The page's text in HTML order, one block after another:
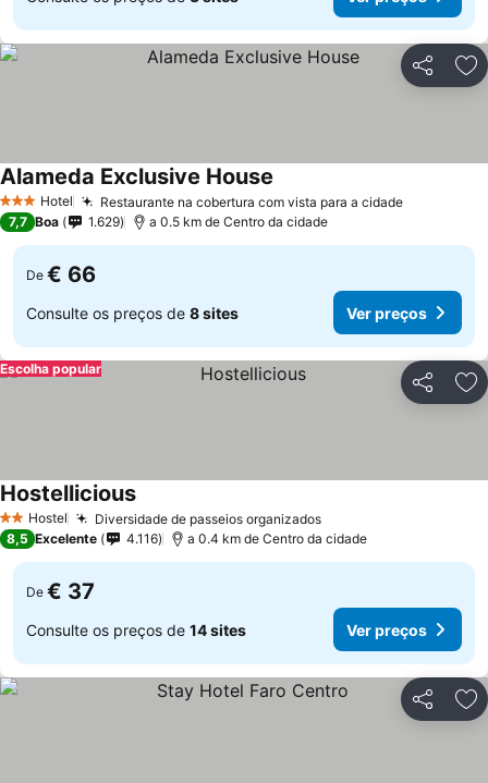
Partilhar
3 EstrelasHotel Restaurante na cobertura com vista para a cidade
Alameda Exclusive House
7,7 Boa 1.629 a 0.5 km de Centro da cidade
De € 66
Consulte os preços de 8 sites Ver preços
Partilhar
Escolha popular
2 Estrelas
Hostel Diversidade de passeios organizados
Hostellicious
8,5 Excelente 4.116 a 0.4 km de Centro da cidade
De € 37
Consulte os preços de 14 sites Ver preços
Partilhar